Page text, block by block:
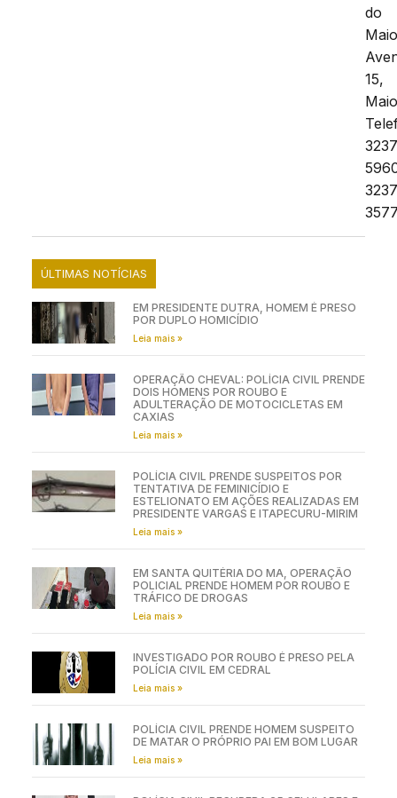
do
15,
ÚLTIMAS NOTÍCIAS
EM PRESIDENTE DUTRA, HOMEM É PRESO
POR DUPLO HOMICÍDIO
Leia mais »
OPERAÇÃO CHEVAL: POLÍCIA CIVIL PRENDE
DOIS HOMENS POR ROUBO E
ADULTERAÇÃO DE MOTOCICLETAS EM
CAXIAS
Leia mais »
POLÍCIA CIVIL PRENDE SUSPEITOS POR
TENTATIVA DE FEMINICÍDIO E
ESTELIONATO EM AÇÕES REALIZADAS EM
PRESIDENTE VARGAS E ITAPECURU-MIRIM
Leia mais »
EM SANTA QUITÉRIA DO MA, OPERAÇÃO
POLICIAL PRENDE HOMEM POR ROUBO E
TRÁFICO DE DROGAS
Leia mais »
INVESTIGADO POR ROUBO É PRESO PELA
POLÍCIA CIVIL EM CEDRAL
Leia mais »
POLÍCIA CIVIL PRENDE HOMEM SUSPEITO
DE MATAR O PRÓPRIO PAI EM BOM LUGAR
Leia mais »